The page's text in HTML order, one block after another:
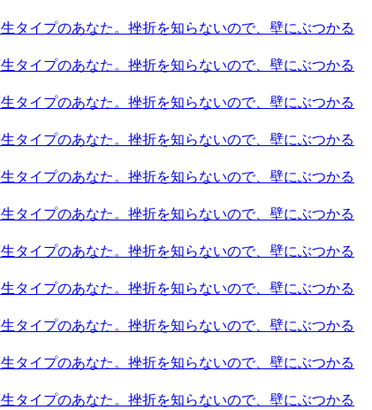
タイプのあなた。挫折を知らないので、壁にぶつかる
タイプのあなた。挫折を知らないので、壁にぶつかる
タイプのあなた。挫折を知らないので、壁にぶつかる
タイプのあなた。挫折を知らないので、壁にぶつかる
タイプのあなた。挫折を知らないので、壁にぶつかる
タイプのあなた。挫折を知らないので、壁にぶつかる
タイプのあなた。挫折を知らないので、壁にぶつかる
タイプのあなた。挫折を知らないので、壁にぶつかる
タイプのあなた。挫折を知らないので、壁にぶつかる
タイプのあなた。挫折を知らないので、壁にぶつかる
タイプのあなた。挫折を知らないので、壁にぶつかる